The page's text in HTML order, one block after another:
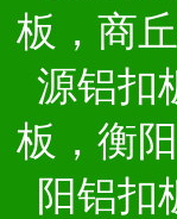
板，商
源铝扣
板，衡
阳铝扣